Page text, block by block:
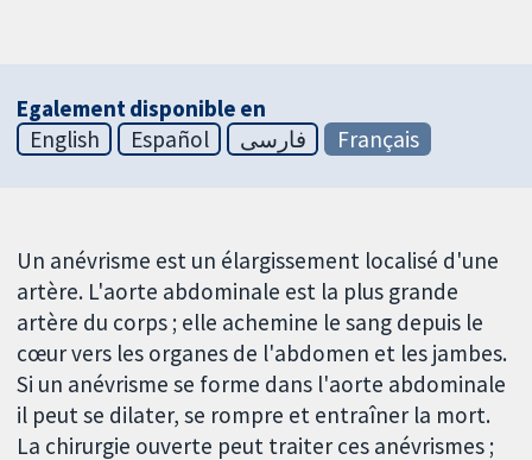
Egalement disponible en
English
Español فارسی Français
Un anévrisme est un élargissement localisé d'une
artère. L'aorte abdominale est la plus grande
artère du corps ; elle achemine le sang depuis le
cœur vers les organes de l'abdomen et les jambes.
Si un anévrisme se forme dans l'aorte abdominale
il peut se dilater, se rompre et entraîner la mort.
La chirurgie ouverte peut traiter ces anévrismes ;